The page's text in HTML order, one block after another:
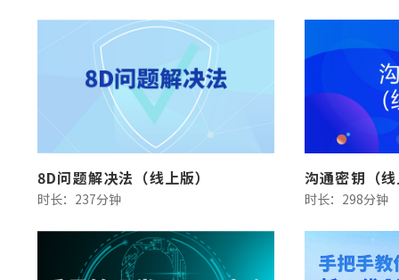
8D问题解决法（线上版）
时长：237分钟
沟通密钥（
时长：298分钟